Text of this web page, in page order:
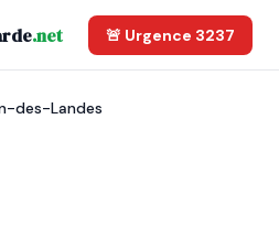
.net 🚨 Urgence 3237
des-Landes